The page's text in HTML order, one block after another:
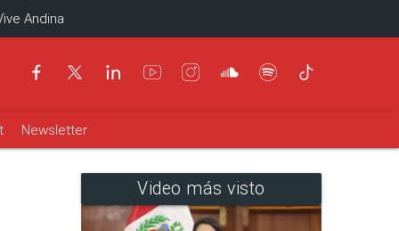
Andina
Newsletter
Video más visto